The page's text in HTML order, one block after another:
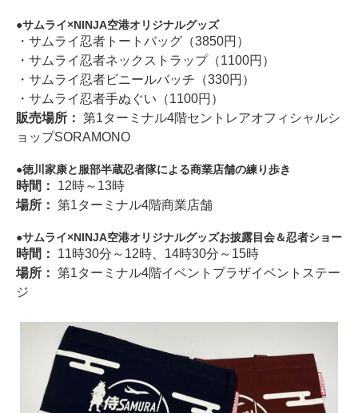
サムライ×NINJA空港オリジナルグッズ
・サムライ忍者トートバッグ（3850円）
・サムライ忍者ネックストラップ（1100円）
・サムライ忍者ビニールバッチ（330円）
・サムライ忍者手ぬぐい（1100円）
販売場所： 第1ターミナル4階セントレアオフィシャルシ
ョップSORAMONO
徳川家康と服部半蔵忍者隊による商業店舗の練り歩き
時間： 12時～13時
場所： 第1ターミナル4階商業店舗
サムライ×NINJA空港オリジナルグッズお披露目会＆忍者ショー
時間： 11時30分～12時、14時30分～15時
場所： 第1ターミナル4階イベントプラザイベントステー
ジ